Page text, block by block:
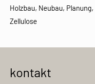
Holzbau, Neubau, Planung,
Zellulose
kontakt